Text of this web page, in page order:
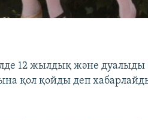
12 жылдық және дуалыды
қол қойды деп